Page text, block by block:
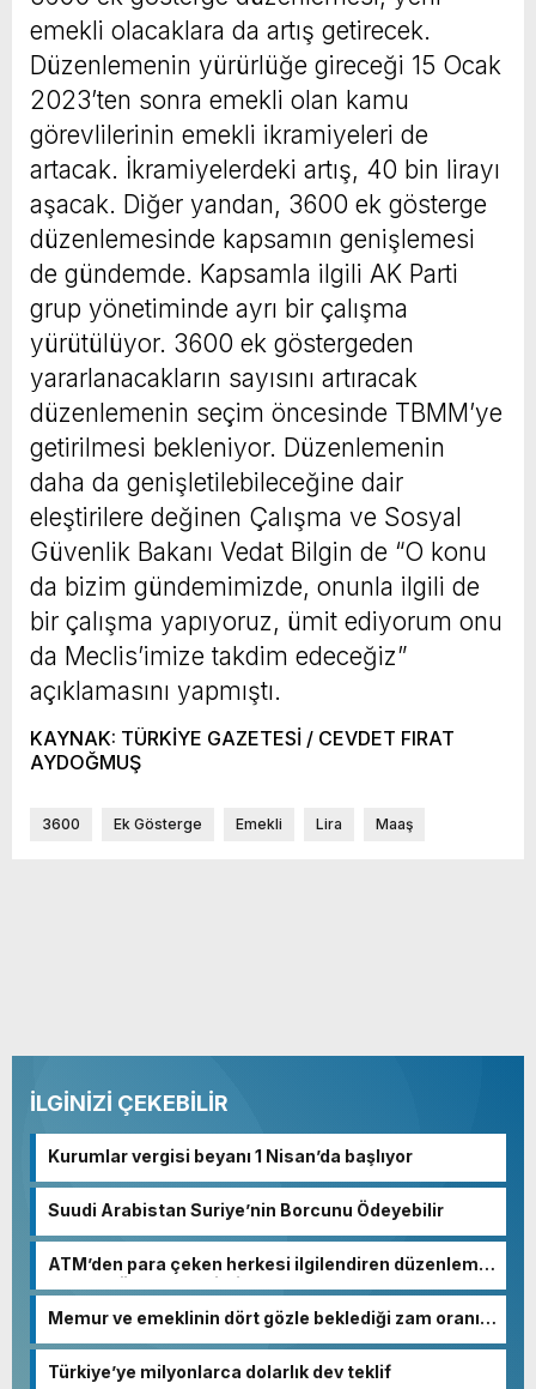
emekli olacaklara da artış getirecek.
Düzenlemenin yürürlüğe gireceği 15 Ocak
2023’ten sonra emekli olan kamu
görevlilerinin emekli ikramiyeleri de
artacak. İkramiyelerdeki artış, 40 bin lirayı
aşacak. Diğer yandan, 3600 ek gösterge
düzenlemesinde kapsamın genişlemesi
de gündemde. Kapsamla ilgili AK Parti
grup yönetiminde ayrı bir çalışma
yürütülüyor. 3600 ek göstergeden
yararlanacakların sayısını artıracak
düzenlemenin seçim öncesinde TBMM’ye
getirilmesi bekleniyor. Düzenlemenin
daha da genişletilebileceğine dair
eleştirilere değinen Çalışma ve Sosyal
Güvenlik Bakanı Vedat Bilgin de “O konu
da bizim gündemimizde, onunla ilgili de
bir çalışma yapıyoruz, ümit ediyorum onu
da Meclis’imize takdim edeceğiz”
açıklamasını yapmıştı.
KAYNAK: TÜRKİYE GAZETESİ / CEVDET FIRAT
AYDOĞMUŞ
3600 Ek Gösterge Emekli Lira Maaş
İLGİNİZİ ÇEKEBİLİR
Kurumlar vergisi beyanı 1 Nisan’da başlıyor
Suudi Arabistan Suriye’nin Borcunu Ödeyebilir
ATM’den para çeken herkesi ilgilendiren düzenleme!
Sayılar tümden değişti
Memur ve emeklinin dört gözle beklediği zam oranı
Türkiye’ye milyonlarca dolarlık dev teklif